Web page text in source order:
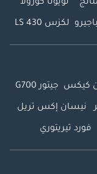
تويوتا كورولا
لكزس LS 430
كيكس جيتور G700
نيسان إكس تريل
فورد تيريتوري